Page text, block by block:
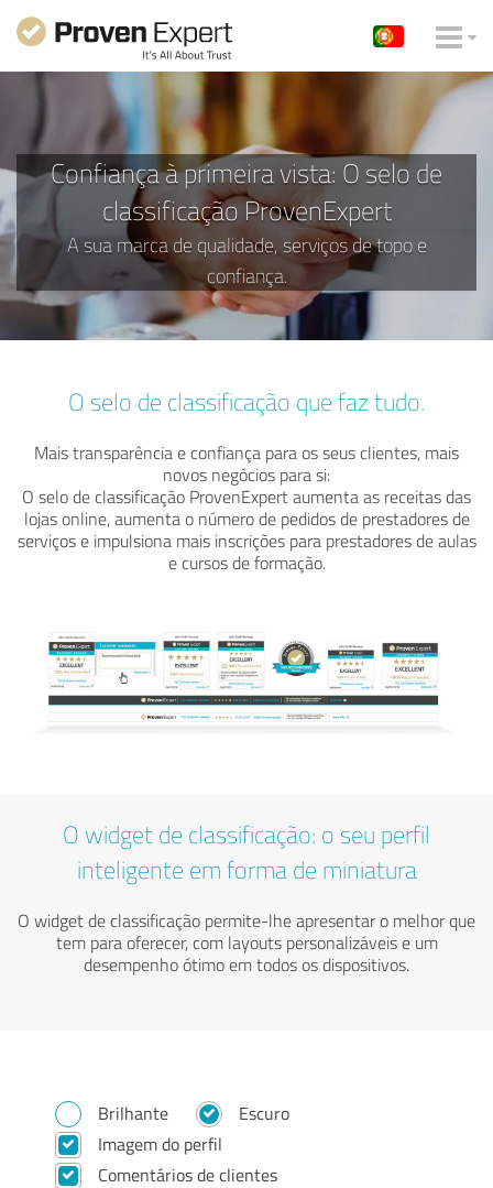
Confiança à primeira vista: O selo de
classificação ProvenExpert
A sua marca de qualidade, serviços de topo e
confiança.
O selo de classificação que faz tudo.
Mais transparência e confiança para os seus clientes, mais
novos negócios para si:
O selo de classificação ProvenExpert aumenta as receitas das
lojas online, aumenta o número de pedidos de prestadores de
serviços e impulsiona mais inscrições para prestadores de aulas
e cursos de formação.
O widget de classificação: o seu perfil
inteligente em forma de miniatura
O widget de classificação permite-lhe apresentar o melhor que
tem para oferecer, com layouts personalizáveis e um
desempenho ótimo em todos os dispositivos.
Brilhante
Escuro
Imagem do perfil
Comentários de clientes